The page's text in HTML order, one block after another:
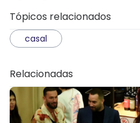
Tópicos relacionados
casal
Relacionadas